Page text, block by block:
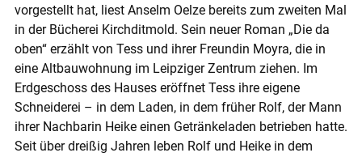
vorgestellt hat, liest Anselm Oelze bereits zum zweiten Mal
in der Bücherei Kirchditmold. Sein neuer Roman „Die da
oben“ erzählt von Tess und ihrer Freundin Moyra, die in
eine Altbauwohnung im Leipziger Zentrum ziehen. Im
Erdgeschoss des Hauses eröffnet Tess ihre eigene
Schneiderei – in dem Laden, in dem früher Rolf, der Mann
ihrer Nachbarin Heike einen Getränkeladen betrieben hatte.
Seit über dreißig Jahren leben Rolf und Heike in dem